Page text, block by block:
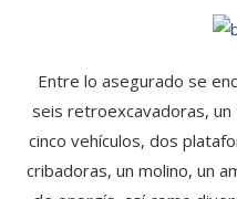
Entre lo asegurado se
seis retroexcavadoras,
cinco vehículos, dos
cribadoras, un molino, un